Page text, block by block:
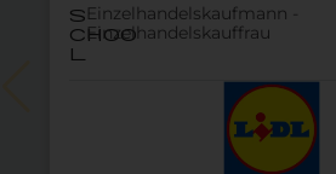
s
choo
l
Einzelhandelskaufmann -
Einzelhandelskauffrau